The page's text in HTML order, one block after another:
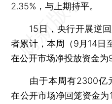
2.35%，与上期持平。
15日，央行开展逆回
者累计，本周（9月14日
在公开市场净投放资金为
由于本周有2300亿
在公开市场净回笼资金